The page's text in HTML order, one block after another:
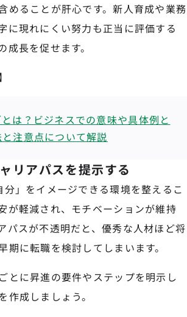
めることが肝心です。新人育成や業務
に現れにくい努力も正当に評価する
成長を促せます。
は？ビジネスでの意味や具体例と
注意点について解説
リアパスを提示する
」をイメージできる環境を整えるこ
が軽減され、モチベーションが維持
パスが不透明だと、優秀な人材ほど将
期に転職を検討してしまいます。
とに昇進の要件やステップを明示し
作成しましょう。